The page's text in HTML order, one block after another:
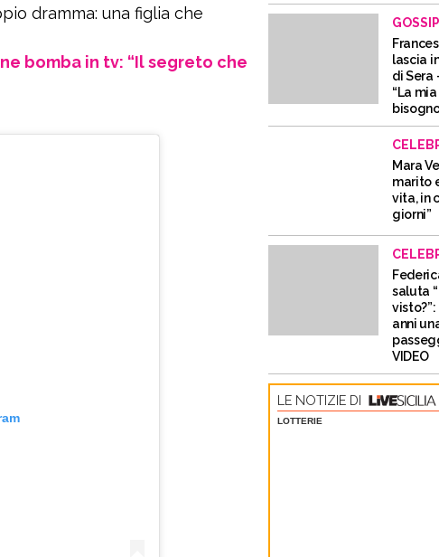
dramma: una figlia che
bomba in tv: “Il segreto che
GOSSIP
lascia
di Sera
“La
Mara
marito
vita, in
giorni”
saluta
visto?”:
anni
VIDEO
LE NOTIZIE DI
LOTTERIE